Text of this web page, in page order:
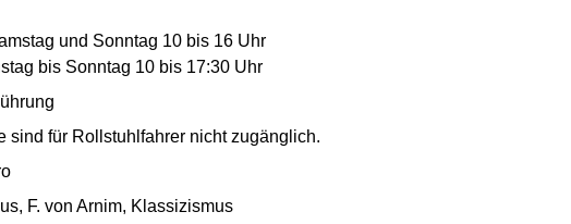
und Sonntag 10 bis 16 Uhr
bis Sonntag 10 bis 17:30 Uhr
sind für Rollstuhlfahrer nicht zugänglich.
F. von Arnim, Klassizismus